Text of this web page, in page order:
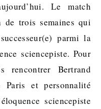
Le match
de trois semaines qui
parmi la
sciencepiste. Pour
rencontrer Bertrand
Paris et personnalité
sciencepiste